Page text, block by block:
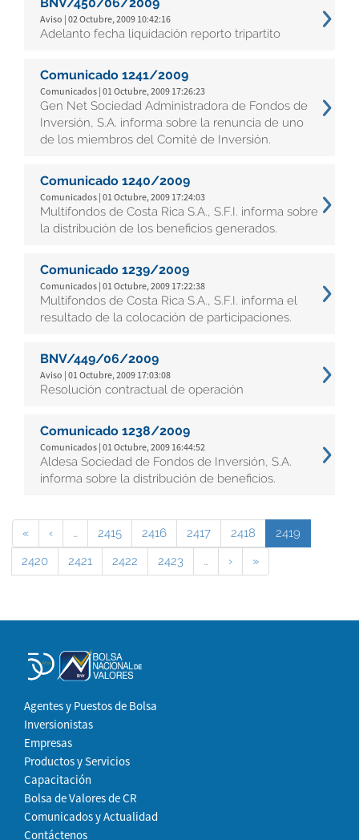
Aviso | 02 Octubre, 2009 10:42:16
Adelanto fecha liquidación reporto tripartito
Comunicado 1241/2009
Comunicados | 01 Octubre, 2009 17:26:23
Gen Net Sociedad Administradora de Fondos de
Inversión, S.A. informa sobre la renuncia de uno
de los miembros del Comité de Inversión.
Comunicado 1240/2009
Comunicados | 01 Octubre, 2009 17:24:03
Multifondos de Costa Rica S.A., S.F.I. informa sobre
la distribución de los beneficios generados.
Comunicado 1239/2009
Comunicados | 01 Octubre, 2009 17:22:38
Multifondos de Costa Rica S.A., S.F.I. informa el
resultado de la colocación de participaciones.
BNV/449/06/2009
Aviso | 01 Octubre, 2009 17:03:08
Resolución contractual de operación
Comunicado 1238/2009
Comunicados | 01 Octubre, 2009 16:44:52
Aldesa Sociedad de Fondos de Inversión, S.A.
informa sobre la distribución de beneficios.
« ‹ … 2415 2416 2417 2418
2419
2420
2421 2422 2423 … › »
Agentes y Puestos de Bolsa
Inversionistas
Empresas
Productos y Servicios
Capacitación
Bolsa de Valores de CR
Comunicados y Actualidad
Contáctenos